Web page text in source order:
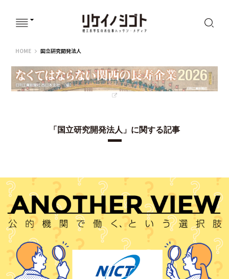
HOMEリケイノシゴト
国立研究開発法人
「国立研究開発法人」に関する記事